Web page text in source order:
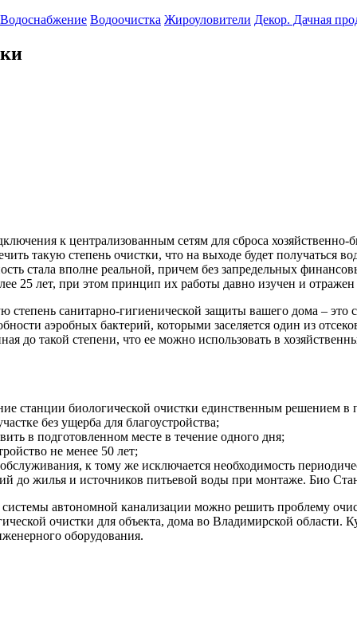
Водоснабжение Водоочистка Жироуловители Декор. Дачная
к централизованным сетям для сброса
такую степень очистки, что на выходе будет получаться
стала вполне реальной, причем без запредельных
25 лет, при этом принцип их работы давно изучен и
санитарно-гигиенической защиты вашего дома – это
аэробных бактерий, которыми заселяется один из
до такой степени, что ее можно использовать в
станции биологической очистки единственным решением
без ущерба для благоустройства;
в подготовленном месте в течение одного дня;
не менее 50 лет;
к тому же исключается необходимость
до жилья и источников питьевой воды при монтаже. Био
автономной канализации можно решить проблему
очистки для объекта, дома во Владимирской
оборудования.